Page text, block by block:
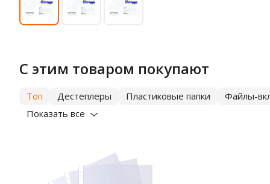
С этим товаром покупают
Топ Дестеплеры Пластиковые папки
Файлы-
Показать все